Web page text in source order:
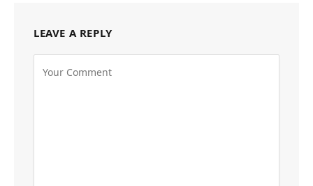
LEAVE A REPLY